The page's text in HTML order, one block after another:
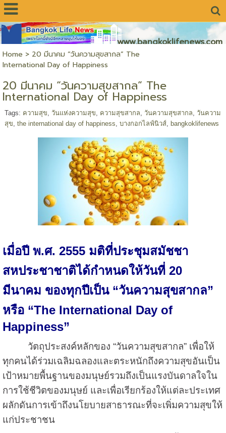
www.bangkoklifenews.com
Home > 20 มีนาคม “วันความสุขสากล” The
International Day of Happiness
20 มีนาคม “วันความสุขสากล” The
International Day of Happiness
Tags: ความสุข วันแห่งความสุข ความสุขสากล วันความสุขสากล วันความ
สุข the international day of happiness บางกอกไลฟ์นิวส์, bangkoklifenews
เมื่อปี พ.ศ. 2555 มติที่ประชุมสมัชชา
สหประชาชาติได้กำหนดให้วันที่ 20
มีนาคม ของทุกปีเป็น “วันความสุขสากล”
หรือ “The International Day of
Happiness”
วัตถุประสงค์หลักของ “วันความสุขสากล” เพื่อให้
ทุกคนได้ร่วมเฉลิมฉลองและตระหนักถึงความสุขอันเป็น
เป้าหมายพื้นฐานของมนุษย์รวมถึงเป็นแรงบันดาลใจใน
การใช้ชีวิตของมนุษย์ และเพื่อเรียกร้องให้แต่ละประเทศ
ผลักดันการเข้าถึงนโยบายสาธารณะที่จะเพิ่มความสุขให้
แก่ประชาชน